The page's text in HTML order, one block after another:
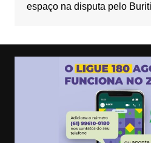
espaço na disputa pelo Buriti